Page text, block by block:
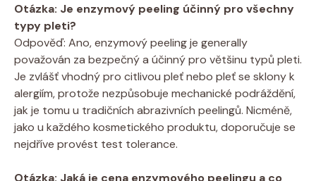
Otázka: Je enzymový peeling účinný pro všechny
typy pleti?
Odpověď: Ano, enzymový peeling je generally
považován za bezpečný a účinný pro většinu typů pleti.
Je zvlášť vhodný pro citlivou pleť nebo pleť se sklony k
alergiím, protože nezpůsobuje mechanické podráždění,
jak je tomu u tradičních abrazivních peelingů. Nicméně,
jako u každého kosmetického produktu, doporučuje se
nejdříve provést test tolerance.
Otázka: Jaká je cena enzymového peelingu a co